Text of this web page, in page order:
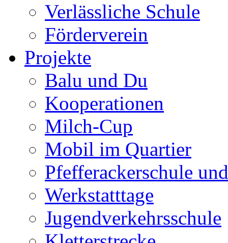
Verlässliche Schule
Förderverein
Projekte
Balu und Du
Kooperationen
Milch-Cup
Mobil im Quartier
Pfefferackerschule
Werkstatttage
Jugendverkehrsschule